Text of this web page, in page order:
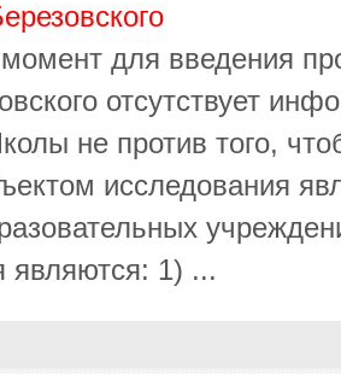
для введения
отсутствует
не против того,
исследования
являются: 1) ...